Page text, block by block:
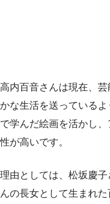
高内百音さんは現在、
かな生活を送っている
で学んだ絵画を活かし
性が高いです。
理由としては、松坂慶
んの長女として生まれ